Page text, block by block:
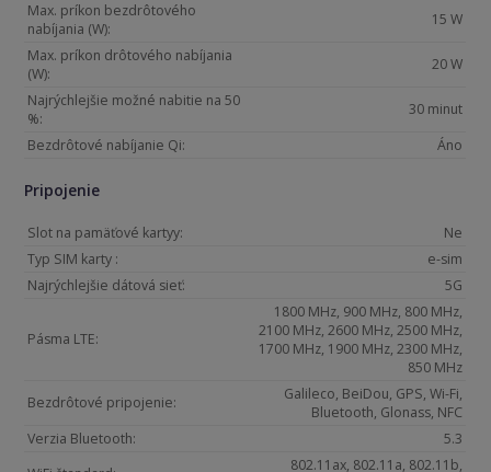
Max. príkon bezdrôtového
nabíjania (W):
15 W
Max. príkon drôtového nabíjania
(W):
20 W
Najrýchlejšie možné nabitie na 50
%:
30 minut
Bezdrôtové nabíjanie Qi:
Áno
Pripojenie
Slot na pamäťové kartyy:
Ne
Typ SIM karty :
e-sim
Najrýchlejšie dátová sieť:
5G
Pásma LTE:
1800 MHz, 900 MHz, 800 MHz,
2100 MHz, 2600 MHz, 2500 MHz,
1700 MHz, 1900 MHz, 2300 MHz,
850 MHz
Bezdrôtové pripojenie:
Galileco, BeiDou, GPS, Wi-Fi,
Bluetooth, Glonass, NFC
Verzia Bluetooth:
5.3
802.11ax, 802.11a, 802.11b,